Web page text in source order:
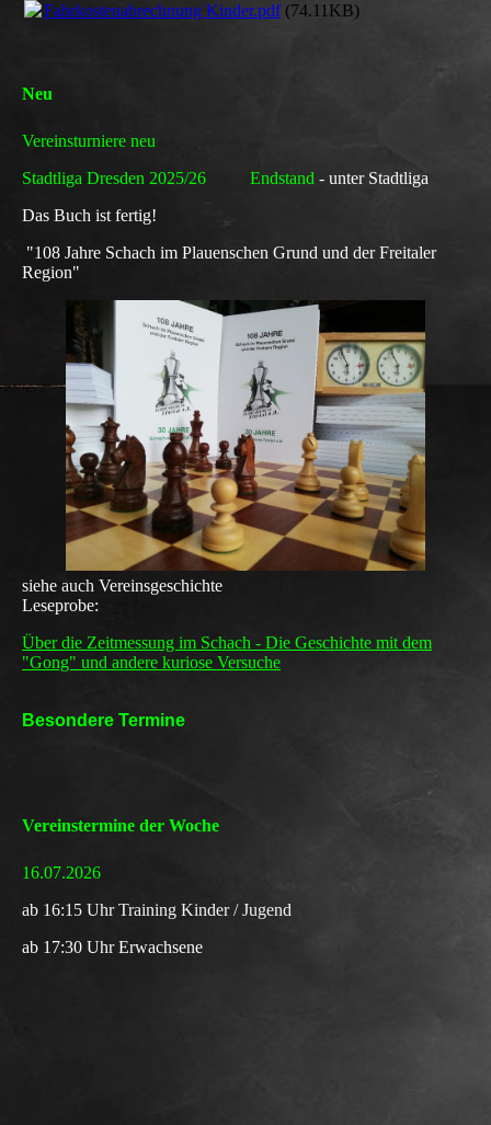
Fahrkostenabrechnung Kinder.pdf(74.11KB)
Neu
Vereinsturniere neu
Stadtliga Dresden 2025/26 Endstand - unter Stadtliga
Das Buch ist fertig!
"108 Jahre Schach im Plauenschen Grund und der Freitaler
Region"
siehe auch Vereinsgeschichte
Leseprobe:
Über die Zeitmessung im Schach - Die Geschichte mit dem
"Gong" und andere kuriose Versuche
Besondere Termine
Vereinstermine der Woche
16.07.2026
ab 16:15 Uhr Training Kinder / Jugend
ab 17:30 Uhr Erwachsene